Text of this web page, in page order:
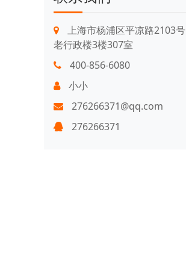
上海市杨浦区平凉路2103号
老行政楼3楼307室
400-856-6080
小小
276266371@qq.com
276266371